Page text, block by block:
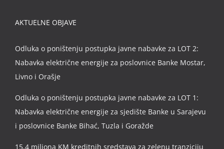
AKTUELNE OBJAVE
Odluka o poništenju postupka javne nabavke za LOT 2:
Nabavka električne energije za poslovnice Banke Mostar,
Livno i Orašje
Odluka o poništenju postupka javne nabavke za LOT 1:
Nabavka električne energije za sjedište Banke u Sarajevu
i poslovnice Banke Bihać, Tuzla i Goražde
15,4 miliona KM kreditnih sredstava za zelenu tranziciju